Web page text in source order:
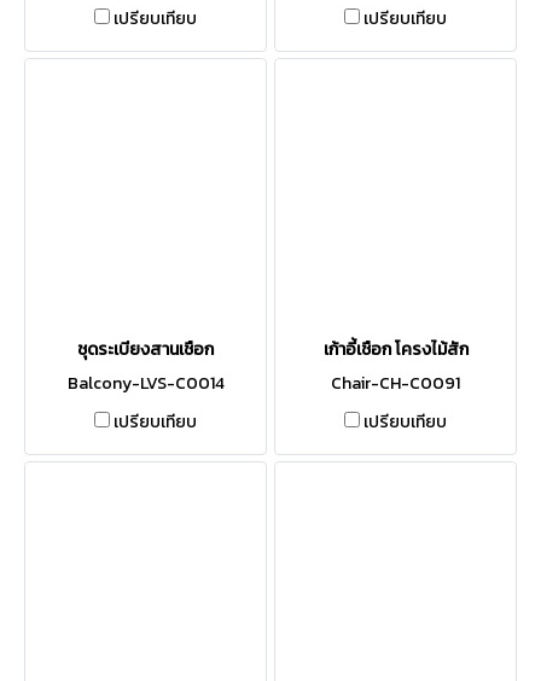
เปรียบเทียบ
เปรียบเทียบ
ชุดระเบียงสานเชือก
Balcony-LVS-C0014
เปรียบเทียบ
เก้าอี้เชือก โครงไม้สัก
Chair-CH-C0091
เปรียบเทียบ